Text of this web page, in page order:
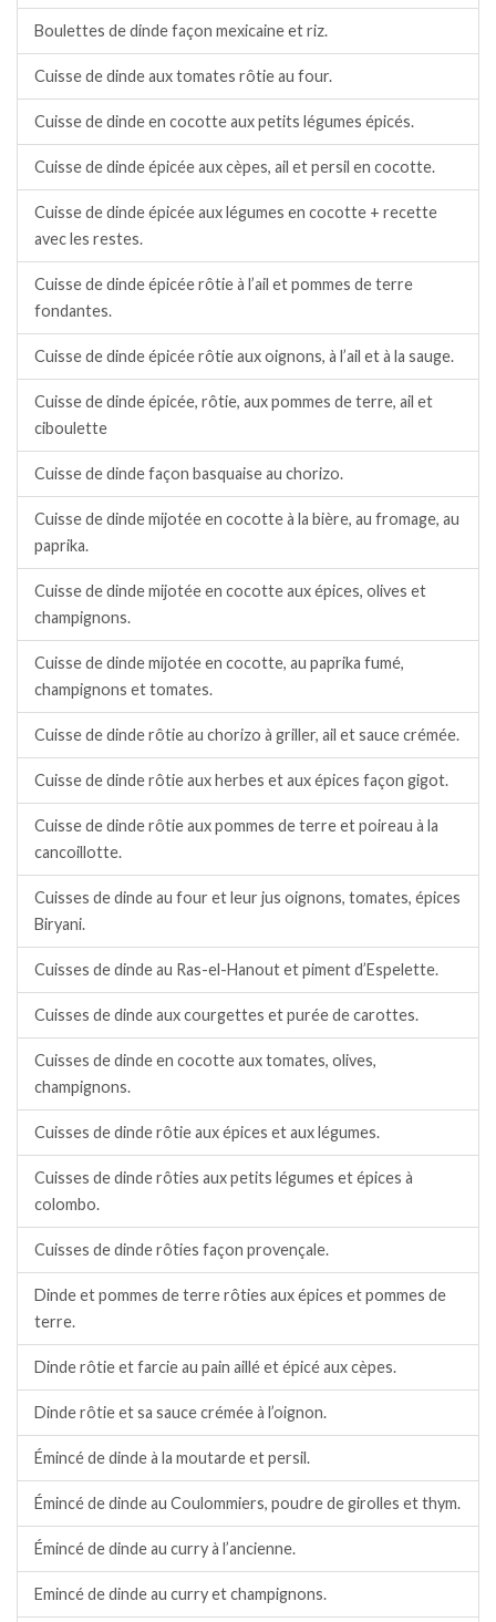
Boulettes de dinde façon mexicaine et riz.
Cuisse de dinde aux tomates rôtie au four.
Cuisse de dinde en cocotte aux petits légumes épicés.
Cuisse de dinde épicée aux cèpes, ail et persil en cocotte.
Cuisse de dinde épicée aux légumes en cocotte + recette
avec les restes.
Cuisse de dinde épicée rôtie à l’ail et pommes de terre
fondantes.
Cuisse de dinde épicée rôtie aux oignons, à l’ail et à la sauge.
Cuisse de dinde épicée, rôtie, aux pommes de terre, ail et
ciboulette
Cuisse de dinde façon basquaise au chorizo.
Cuisse de dinde mijotée en cocotte à la bière, au fromage, au
paprika.
Cuisse de dinde mijotée en cocotte aux épices, olives et
champignons.
Cuisse de dinde mijotée en cocotte, au paprika fumé,
champignons et tomates.
Cuisse de dinde rôtie au chorizo à griller, ail et sauce crémée.
Cuisse de dinde rôtie aux herbes et aux épices façon gigot.
Cuisse de dinde rôtie aux pommes de terre et poireau à la
cancoillotte.
Cuisses de dinde au four et leur jus oignons, tomates, épices
Biryani.
Cuisses de dinde au Ras-el-Hanout et piment d’Espelette.
Cuisses de dinde aux courgettes et purée de carottes.
Cuisses de dinde en cocotte aux tomates, olives,
champignons.
Cuisses de dinde rôtie aux épices et aux légumes.
Cuisses de dinde rôties aux petits légumes et épices à
colombo.
Cuisses de dinde rôties façon provençale.
Dinde et pommes de terre rôties aux épices et pommes de
terre.
Dinde rôtie et farcie au pain aillé et épicé aux cèpes.
Dinde rôtie et sa sauce crémée à l’oignon.
Émincé de dinde à la moutarde et persil.
Émincé de dinde au Coulommiers, poudre de girolles et thym.
Émincé de dinde au curry à l’ancienne.
Emincé de dinde au curry et champignons.